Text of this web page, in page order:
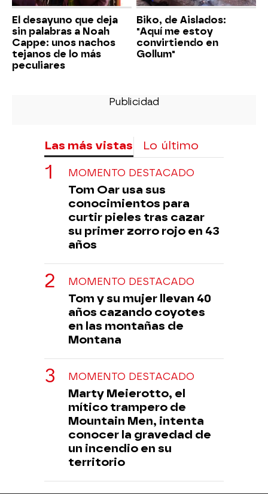
El desayuno que deja
sin palabras a Noah
Cappe: unos nachos
tejanos de lo más
peculiares
Biko, de Aislados:
"Aquí me estoy
convirtiendo en
Gollum"
Las más vistas Lo último
MOMENTO DESTACADO
Tom Oar usa sus
conocimientos para
curtir pieles tras cazar
su primer zorro rojo en 43
años
MOMENTO DESTACADO
Tom y su mujer llevan 40
años cazando coyotes
en las montañas de
Montana
MOMENTO DESTACADO
Marty Meierotto, el
mítico trampero de
Mountain Men, intenta
conocer la gravedad de
un incendio en su
territorio